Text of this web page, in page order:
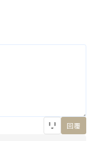
回覆